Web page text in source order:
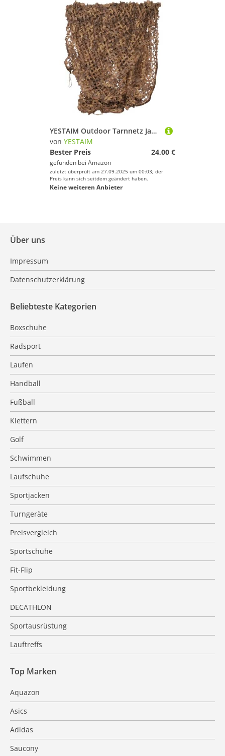
Sportartikeln vonYESTAIModer unter allen Produkten
für den SportJagd-Sport von YESTAIMumsehen. Mit
diesen Hinweisen wünschen wir Dir viel Erfolg beim
Suchen und vor allem weiter viel Spaß und Erfolg
beim Jagd-Sport!
YESTAIM Outdoor Tarnnetz Jagd Camouflage Netz Tarnung Net Wildcampen Waldlandschaft Für Dekoration Sonnenschutz Jagd Camping Militär Rinling Wald Garten Party Dekorationen Sonnenschirm Wasserdicht
von YESTAIM
Bester Preis
24,00 €
gefunden bei Amazon
zuletzt überprüft am 27.09.2025 um 00:03; der
Preis kann sich seitdem geändert haben.
Keine weiteren Anbieter
Über uns
Impressum
Datenschutzerklärung
Beliebteste Kategorien
Boxschuhe
Radsport
Laufen
Handball
Fußball
Klettern
Golf
Schwimmen
Laufschuhe
Sportjacken
Turngeräte
Preisvergleich
Sportschuhe
Fit-Flip
Sportbekleidung
DECATHLON
Sportausrüstung
Lauftreffs
Top Marken
Aquazon
Asics
Adidas
Saucony